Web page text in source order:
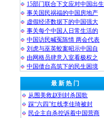
15部门联合下文应对中国出生
事关国民祸福的中国房地产
虚假经济数据下的中国强大
事关每个中国人日常生活的
中国访民喊冤陈情 两会代表
刘虎与巫英蛟案昭示中国自
由网格员肆意入室看极权之
中国债台高筑下的民生困境
最 新 热 门
从围美救赵到封杀国歌
踩“六四”红线李佳琦被封
民企主自杀控诉着中国营商